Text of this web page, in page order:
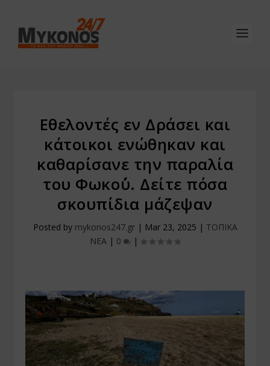
Εθελοντές εν Δράσει και
κάτοικοι ενώθηκαν και
καθαρίσανε την παραλία
του Φωκο΄ύ. Δείτε πόσα
σκουπίδια μάζεψαν
Posted by mykonos247.gr| Mar 23, 2025 | ΤΟΠΙΚΑ
ΝΕΑ | 0 |